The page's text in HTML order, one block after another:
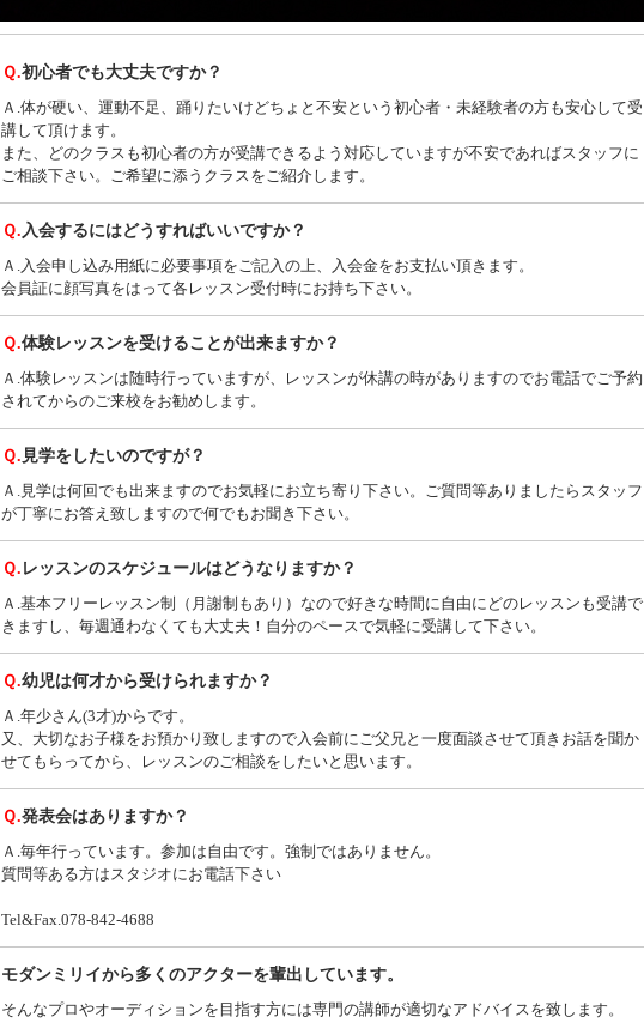
Ｑ.初心者でも大丈夫ですか？
Ａ.体が硬い、運動不足、踊りたいけどちょと不安という初心者・未経験者の方も安心して受
講して頂けます。
また、どのクラスも初心者の方が受講できるよう対応していますが不安であればスタッフに
ご相談下さい。ご希望に添うクラスをご紹介します。
Ｑ.入会するにはどうすればいいですか？
Ａ.入会申し込み用紙に必要事項をご記入の上、入会金をお支払い頂きます。
会員証に顔写真をはって各レッスン受付時にお持ち下さい。
Ｑ.体験レッスンを受けることが出来ますか？
Ａ.体験レッスンは随時行っていますが、レッスンが休講の時がありますのでお電話でご予約
されてからのご来校をお勧めします。
Ｑ. 見学をしたいのですが？
Ａ.見学は何回でも出来ますのでお気軽にお立ち寄り下さい。ご質問等ありましたらスタッフ
が丁寧にお答え致しますので何でもお聞き下さい。
Ｑ. レッスンのスケジュールはどうなりますか？
Ａ.基本フリーレッスン制（月謝制もあり）なので好きな時間に自由にどのレッスンも受講で
きますし、毎週通わなくても大丈夫！自分のペースで気軽に受講して下さい。
Ｑ.幼児は何才から受けられますか？
Ａ.年少さん(3才)からです。
又、大切なお子様をお預かり致しますので入会前にご父兄と一度面談させて頂きお話を聞か
せてもらってから、レッスンのご相談をしたいと思います。
Ｑ.発表会はありますか？
Ａ.毎年行っています。参加は自由です。強制ではありません。
質問等ある方はスタジオにお電話下さい
Tel&Fax.078-842-4688
モダンミリイから多くのアクターを輩出しています。
そんなプロやオーディションを目指す方には専門の講師が適切なアドバイスを致します。